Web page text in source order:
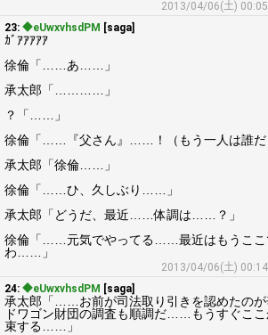
2013/04/06(土)
23: ◆eUwxvhsdPM [saga]
ｶﾞｱｱｱｱｱ
徐倫「……あ……」
承太郎「…………」
？「……」
徐倫「……『父さん』……！（もう一人は誰だ
承太郎「徐倫……」
徐倫「……ひ、久しぶり……」
承太郎「どうだ、最近……体調は……？」
徐倫「……元気でやってる……最近はもうここ
わ……」
2013/04/06(土)
24: ◆eUwxvhsdPM [saga]
承太郎「……お前が司法取り引きを認めたの
ドワゴン財団の調査も順調だ……もうすぐこ
束する……」